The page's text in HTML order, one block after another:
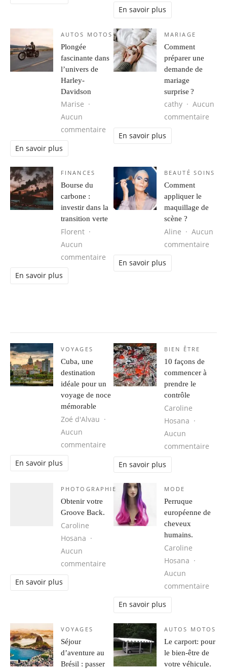
En savoir plus
AUTOS MOTOS
Plongée
fascinante dans
l’univers de
Harley-
Davidson
Marise
Aucun
commentaire
En savoir plus
MARIAGE
Comment
préparer une
demande de
mariage
surprise ?
cathy
Aucun
commentaire
En savoir plus
FINANCES
Bourse du
carbone :
investir dans la
transition verte
Florent
Aucun
commentaire
En savoir plus
BEAUTÉ SOINS
Comment
appliquer le
maquillage de
scène ?
Aline
Aucun
commentaire
En savoir plus
VOYAGES
Cuba, une
destination
idéale pour un
voyage de noce
mémorable
Zoé d'Alvau
Aucun
commentaire sur Cuba, une destination idéale
En savoir plus
BIEN ÊTRE
10 façons de
commencer à
prendre le
contrôle
Caroline
Hosana
Aucun
commentaire
En savoir plus
PHOTOGRAPHIE
Obtenir votre
Groove Back.
Caroline
Hosana
Aucun
commentaire sur Obtenir votre Groove Back.
En savoir plus
MODE
Perruque
européenne de
cheveux
humains.
Caroline
Hosana
Aucun
commentaire
En savoir plus
VOYAGES
Séjour
d’aventure au
Brésil : passer
AUTOS MOTOS
Le carport: pour
le bien-être de
votre véhicule.